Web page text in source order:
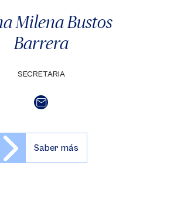
Milena Bustos
Barrera
SECRETARIA
Saber más